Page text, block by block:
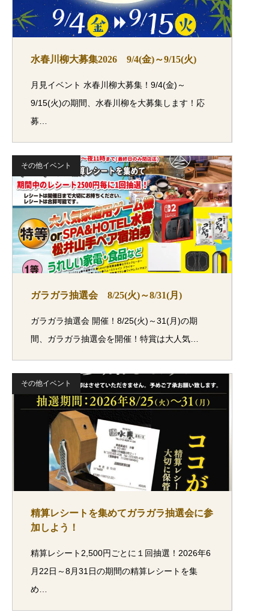
水春川柳大募集2026 9/4(金)～9/15(火)
月見イベント 水春川柳大募集！9/4(金)～
9/15(火)の期間、水春川柳を大募集します！応
募…
その他イベント
ガラガラ抽選会 8/25(火)～8/31(月)
ガラガラ抽選会 開催！8/25(火)～31(月)の期
間、ガラガラ抽選会を開催！特賞は大人気…
その他イベント
精算レシートを集めてガラガラ抽選会に参
加しよう！
精算レシート2,500円ごとに１回抽選！2026年6
月22日～8月31日の期間の精算レシートを集
め…